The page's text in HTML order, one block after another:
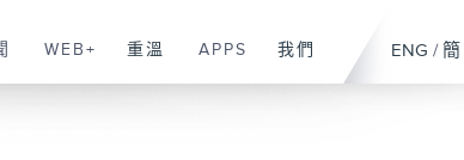
ENG / 簡
WEB+ 重溫 APPS 我們